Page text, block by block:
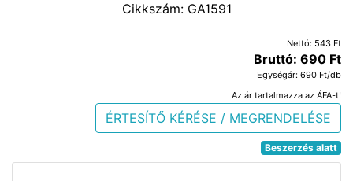
Cikkszám: GA1591
Nettó: 543 Ft
Bruttó: 690 Ft
Egységár: 690 Ft/db
Az ár tartalmazza az ÁFA-t!
ÉRTESÍTŐ KÉRÉSE / MEGRENDELÉSE
Beszerzés alatt